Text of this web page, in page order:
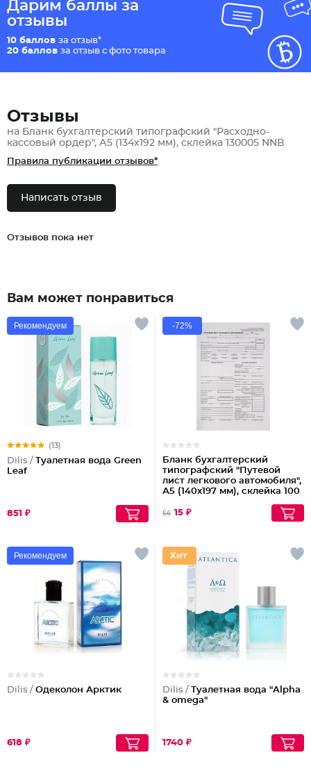
Дарим баллы за
отзывы
10 баллов за отзыв*
20 баллов за отзыв с фото товара
Отзывы
на Бланк бухгалтерский типографский "Расходно-
кассовый ордер", А5 (134х192 мм), склейка 130005 NNB
Правила публикации отзывов*
Написать отзыв
Отзывов пока нет
Вам может понравиться
Рекомендуем
(13)
Dilis / Туалетная вода Green
Leaf
851 ₽
-72%
Бланк бухгалтерский
типографский "Путевой
лист легкового автомобиля",
А5 (140х197 мм), склейка 100
Партия по 20шт
56 15 ₽
Рекомендуем
Dilis / Одеколон Арктик
618 ₽
Dilis / Туалетная вода "Alpha
& omega"
1740 ₽